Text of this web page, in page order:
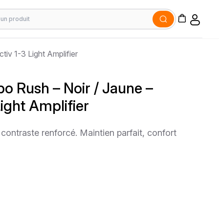
1-3 Light Amplifier
Rush – Noir / Jaune –
Amplifier
renforcé. Maintien parfait, confort